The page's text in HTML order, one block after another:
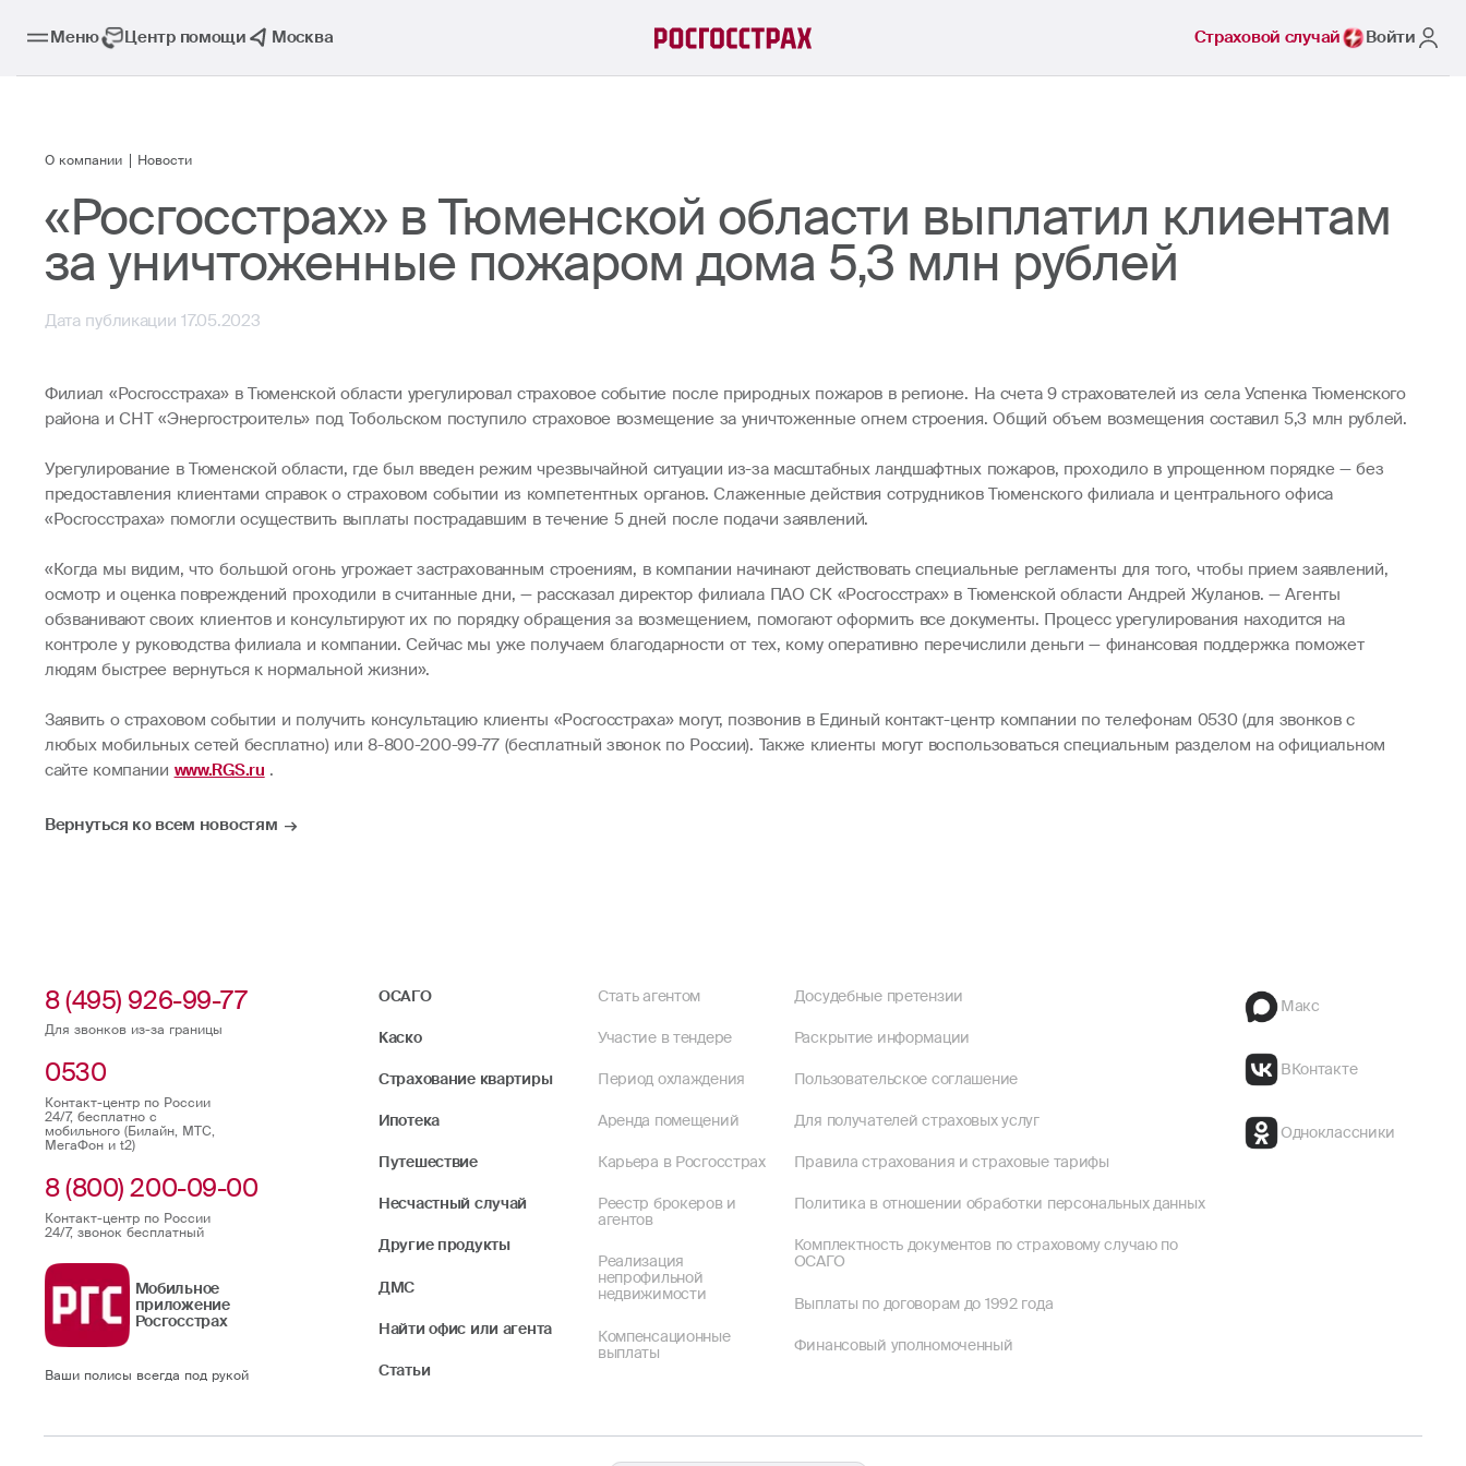
Меню Центр помощи Москва Страховой случай Войти
О компании Новости
«Росгосстрах» в Тюменской области выплатил клиентам
за уничтоженные пожаром дома 5,3 млн рублей
Дата публикации 17.05.2023
Филиал «Росгосстраха» в Тюменской области урегулировал страховое событие после природных пожаров в регионе. На счета 9 страхователей из села Успенка Тюменского
района и СНТ «Энергостроитель» под Тобольском поступило страховое возмещение за уничтоженные огнем строения. Общий объем возмещения составил 5,3 млн рублей.
Урегулирование в Тюменской области, где был введен режим чрезвычайной ситуации из-за масштабных ландшафтных пожаров, проходило в упрощенном порядке — без
предоставления клиентами справок о страховом событии из компетентных органов. Слаженные действия сотрудников Тюменского филиала и центрального офиса
«Росгосстраха» помогли осуществить выплаты пострадавшим в течение 5 дней после подачи заявлений.
«Когда мы видим, что большой огонь угрожает застрахованным строениям, в компании начинают действовать специальные регламенты для того, чтобы прием заявлений,
осмотр и оценка повреждений проходили в считанные дни, — рассказал директор филиала ПАО СК «Росгосстрах» в Тюменской области Андрей Жуланов. — Агенты
обзванивают своих клиентов и консультируют их по порядку обращения за возмещением, помогают оформить все документы. Процесс урегулирования находится на
контроле у руководства филиала и компании. Сейчас мы уже получаем благодарности от тех, кому оперативно перечислили деньги — финансовая поддержка поможет
людям быстрее вернуться к нормальной жизни».
Заявить о страховом событии и получить консультацию клиенты «Росгосстраха» могут, позвонив в Единый контакт-центр компании по телефонам 0530 (для звонков с
любых мобильных сетей бесплатно) или 8-800-200-99-77 (бесплатный звонок по России). Также клиенты могут воспользоваться специальным разделом на официальном
сайте компании www.RGS.ru .
Вернуться ко всем новостям
8 (495) 926-99-77
Для звонков из-за границы
0530
Контакт-центр по России
24/7, бесплатно с
мобильного (Билайн, МТС,
МегаФон и t2)
8 (800) 200-09-00
Контакт-центр по России
24/7, звонок бесплатный
Мобильное
приложение
Росгосстрах
Ваши полисы всегда под рукой
ОСАГО
Каско
Страхование квартиры
Ипотека
Путешествие
Несчастный случай
Другие продукты
ДМС
Найти офис или агента
Статьи
Стать агентом
Участие в тендере
Период охлаждения
Аренда помещений
Карьера в Росгосстрах
Реестр брокеров и
агентов
Реализация
непрофильной
недвижимости
Компенсационные
выплаты
Досудебные претензии
Раскрытие информации
Пользовательское соглашение
Для получателей страховых услуг
Правила страхования и страховые тарифы
Политика в отношении обработки персональных данных
Комплектность документов по страховому случаю по
ОСАГО
Выплаты по договорам до 1992 года
Финансовый уполномоченный
Макс
ВКонтакте
Одноклассники